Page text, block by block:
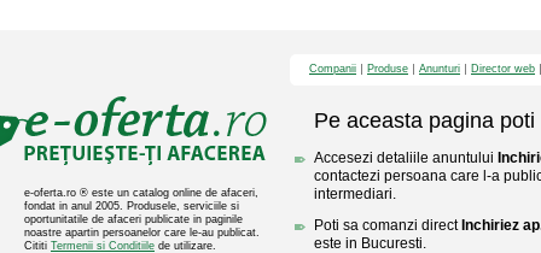
e-oferta.ro ® este un catalog online de afaceri,
fondat in anul 2005. Produsele, serviciile si
oportunitatile de afaceri publicate in paginile
noastre apartin persoanelor care le-au publicat.
Cititi Termenii si Conditiile de utilizare.
Companii Produse Anunturi Director web
Pe aceasta pagina poti
Accesezi detaliile anuntului
contactezi persoana care l-a
intermediari.
Poti sa comanzi direct Inchiriez
este in Bucuresti.